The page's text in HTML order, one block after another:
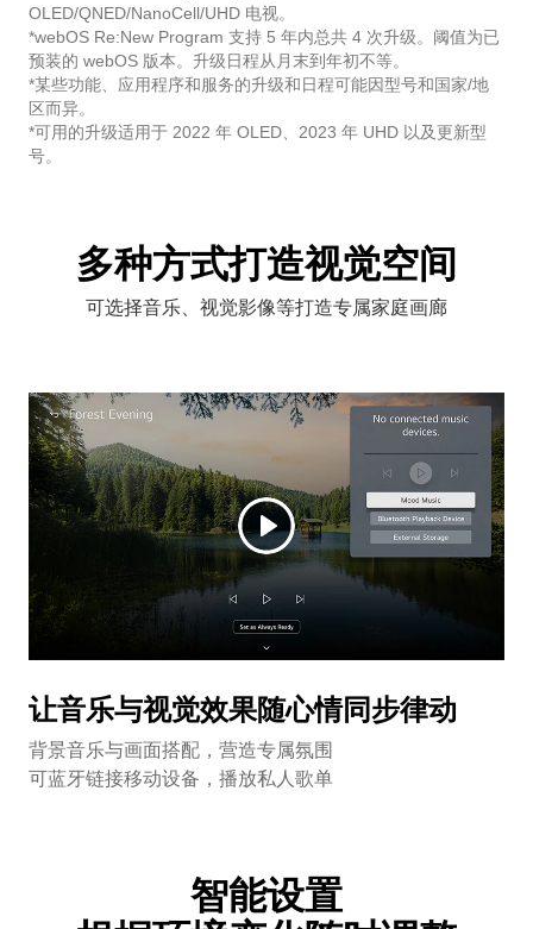
OLED/QNED/NanoCell/UHD 电视。
*webOS Re:New Program 支持 5 年内总共 4 次升级。阈值为已
预装的 webOS 版本。升级日程从月末到年初不等。
*某些功能、应用程序和服务的升级和日程可能因型号和国家/地
区而异。
*可用的升级适用于 2022 年 OLED、2023 年 UHD 以及更新型
号。
多种方式打造视觉空间
可选择音乐、视觉影像等打造专属家庭画廊
让音乐与视觉效果随心情同步律动
背景音乐与画面搭配，营造专属氛围
可蓝牙链接移动设备，播放私人歌单
智能设置